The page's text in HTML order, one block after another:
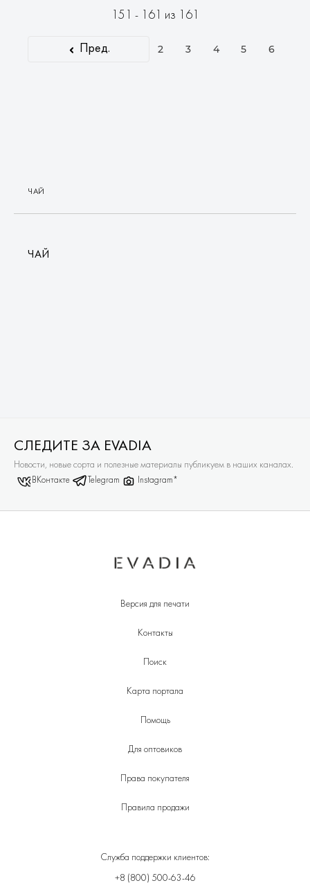
151 - 161 из 161
Пред. 2 3 4 5 6
ЧАЙ
ЧАЙ
СЛЕДИТЕ ЗА EVADIA
Новости, новые сорта и полезные материалы публикуем в наших каналах.
ВКонтакте Telegram Instagram*
Версия для печати
Контакты
Поиск
Карта портала
Помощь
Для оптовиков
Права покупателя
Правила продажи
Служба поддержки клиентов:
+8 (800) 500-63-46